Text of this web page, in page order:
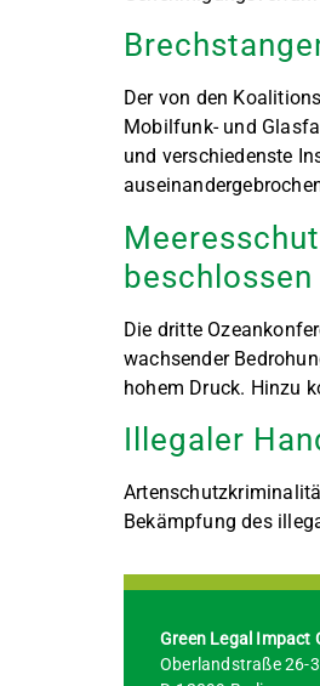
Der von den
Mobilfunk- und
und verschiedenste
beschlossen
Die dritte
wachsender
hohem Druck. Hinzu
Illegaler
Bekämpfung des
Green Legal Impact
Oberlandstraße 26-